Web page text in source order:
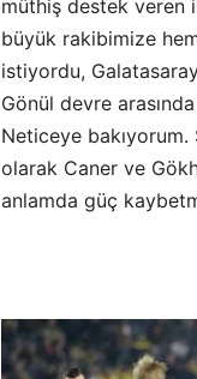
müthiş destek veren
büyük rakibimize
istiyordu, Galatasaray
Gönül devre
Neticeye
olarak Caner ve
anlamda güç